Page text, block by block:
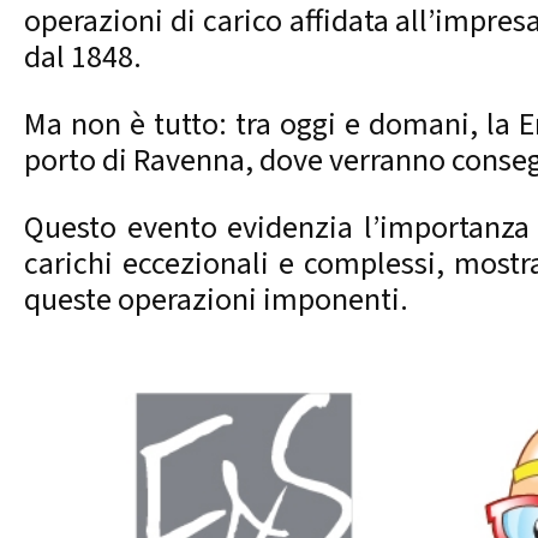
operazioni di carico affidata
dal 1848.
Ma non è tutto: tra oggi e domani, la
porto di Ravenna, dove verranno
Questo evento evidenzia
carichi eccezionali e complessi,
queste operazioni imponenti.